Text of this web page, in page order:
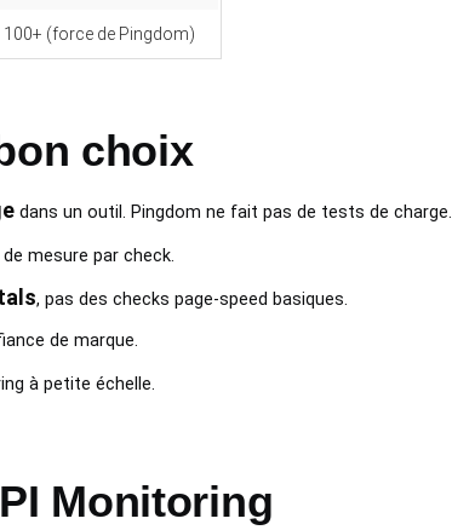
100+ (force de Pingdom)
choix
dans un outil. Pingdom ne fait pas de tests de charge.
mesure par check.
, pas des checks page-speed basiques.
de marque.
à petite échelle.
Monitoring